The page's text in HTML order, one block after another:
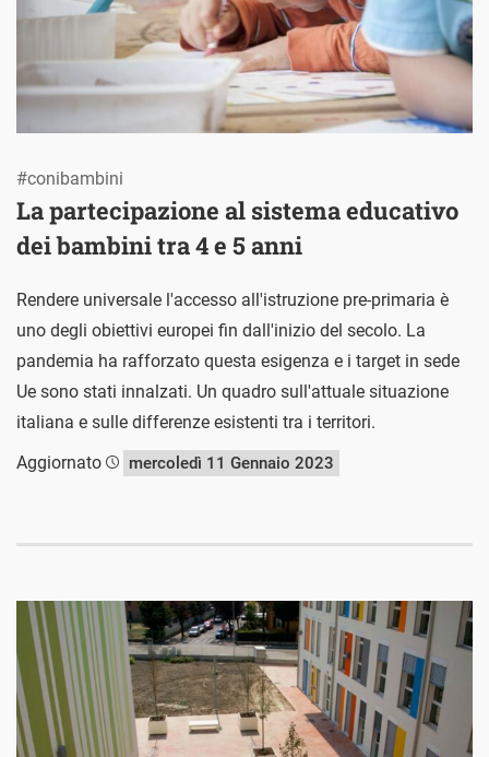
La partecipazione al sistema educativo
dei bambini tra 4 e 5 anni
#conibambini
Rendere universale l'accesso all'istruzione pre-primaria è
uno degli obiettivi europei fin dall'inizio del secolo. La
pandemia ha rafforzato questa esigenza e i target in sede
Ue sono stati innalzati. Un quadro sull'attuale situazione
italiana e sulle differenze esistenti tra i territori.
Aggiornato
mercoledì 11 Gennaio 2023